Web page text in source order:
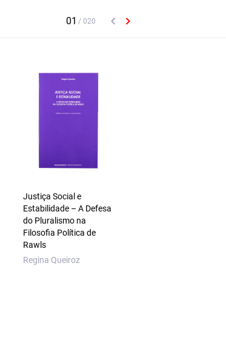
Justiça Social e
Estabilidade – A Defesa
do Pluralismo na
Filosofia Política de
Rawls
Regina Queiroz